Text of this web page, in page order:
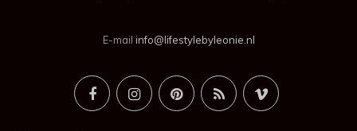
E-mail info@lifestylebyleonie.nl